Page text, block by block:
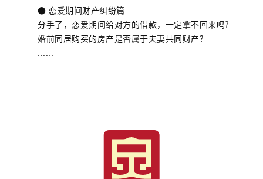
● 恋爱期间财产纠纷篇
分手了，恋爱期间给对方的借款，一定拿不回来吗?
婚前同居购买的房产是否属于夫妻共同财产?
......